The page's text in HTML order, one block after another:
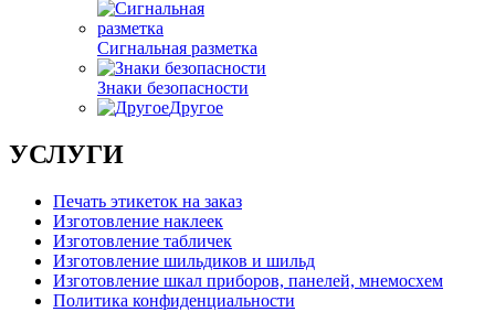
Сигнальная разметка
Знаки безопасности
Другое
УСЛУГИ
Печать этикеток на заказ
Изготовление наклеек
Изготовление табличек
Изготовление шильдиков и шильд
Изготовление шкал приборов, панелей, мнемосхем
Политика конфиденциальности